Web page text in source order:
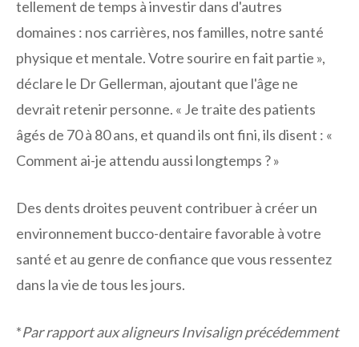
tellement de temps à investir dans d'autres
domaines : nos carrières, nos familles, notre santé
physique et mentale. Votre sourire en fait partie »,
déclare le Dr Gellerman, ajoutant que l'âge ne
devrait retenir personne. « Je traite des patients
âgés de 70 à 80 ans, et quand ils ont fini, ils disent : «
Comment ai-je attendu aussi longtemps ? »
Des dents droites peuvent contribuer à créer un
environnement bucco-dentaire favorable à votre
santé et au genre de confiance que vous ressentez
dans la vie de tous les jours.
*Par rapport aux aligneurs Invisalign précédemment